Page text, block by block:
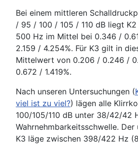
Bei einem mittleren
/ 95 / 100 / 105 / 110 dB liegt
500 Hz im Mittel bei 0.346 /
2.159 / 4.254%. Für K3 gilt in
Mittelwert von 0.206 / 0.246 /
0.672 / 1.419%.
Nach unseren Untersuchungen (
viel ist zu viel?) lägen alle
100/105/110 dB unter 38/42/42
Wahrnehmbarkeitsschwelle. Der
K3 läge zwischen 398/422 Hz